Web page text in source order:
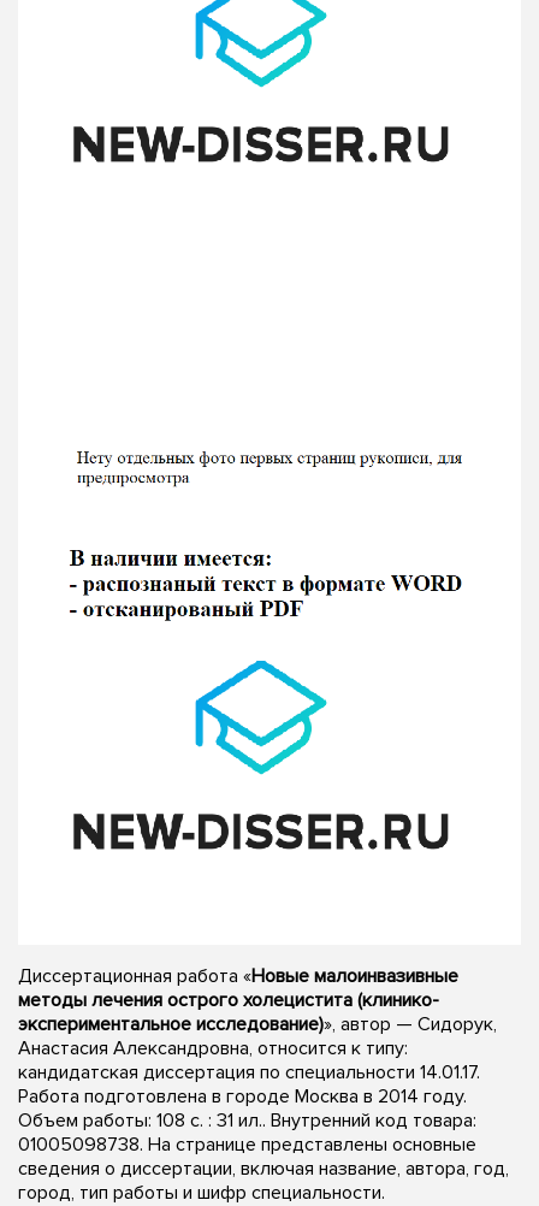
Диссертационная работа «Новые малоинвазивные
методы лечения острого холецистита (клинико-
экспериментальное исследование)», автор — Сидорук,
Анастасия Александровна, относится к типу:
кандидатская диссертация по специальности 14.01.17.
Работа подготовлена в городе Москва в 2014 году.
Объем работы: 108 с. : 31 ил.. Внутренний код товара:
01005098738. На странице представлены основные
сведения о диссертации, включая название, автора, год,
город, тип работы и шифр специальности.